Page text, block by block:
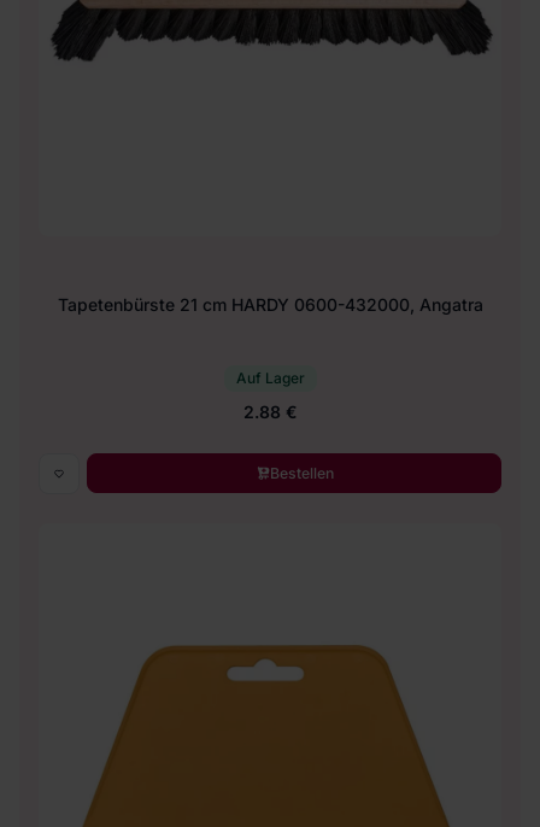
Tapetenbürste 21 cm HARDY 0600-432000, Angatra
Auf Lager
2.88 €
Bestellen